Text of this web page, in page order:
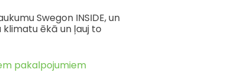
Swegon INSIDE, un
klimatu ēkā un ļauj to
pakalpojumiem